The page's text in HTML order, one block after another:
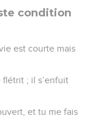
condition
est courte mais
; il s’enfuit
et tu me fais